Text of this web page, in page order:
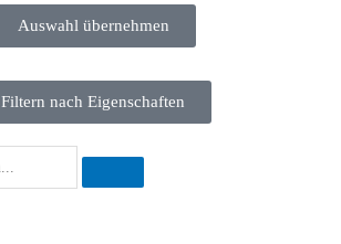
Auswahl übernehmen
Filtern nach Eigenschaften